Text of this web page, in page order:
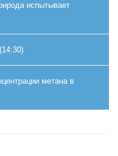
испытывает
метана в